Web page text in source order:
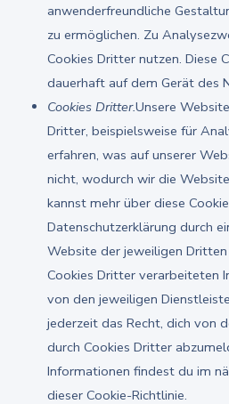
anwenderfreundliche
zu ermöglichen. Zu
Cookies Dritter nutzen. Diese
dauerhaft auf dem Gerät des
Cookies Dritter.Unsere
Dritter, beispielsweise für
erfahren, was auf unserer
nicht, wodurch wir die
kannst mehr über diese
Datenschutzerklärung durch
Website der jeweiligen
Cookies Dritter verarbeiteten
von den jeweiligen
jederzeit das Recht, dich von
durch Cookies Dritter
Informationen findest du im
dieser Cookie-Richtlinie.